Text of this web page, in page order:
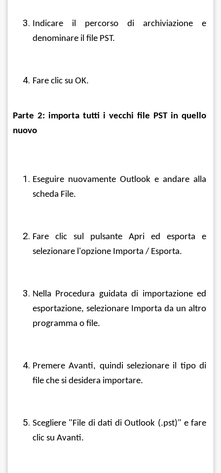
Indicare il percorso di archiviazione e
denominare il file PST.
Fare clic su OK.
Parte 2: importa tutti i vecchi file PST in quello
nuovo
Eseguire nuovamente Outlook e andare alla
scheda File.
Fare clic sul pulsante Apri ed esporta e
selezionare l'opzione Importa / Esporta.
Nella Procedura guidata di importazione ed
esportazione, selezionare Importa da un altro
programma o file.
Premere Avanti, quindi selezionare il tipo di
file che si desidera importare.
Scegliere "File di dati di Outlook (.pst)" e fare
clic su Avanti.